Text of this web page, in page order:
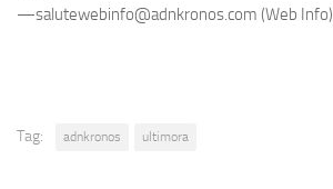
—salutewebinfo@adnkronos.com (Web Info)
Tag: adnkronos ultimora